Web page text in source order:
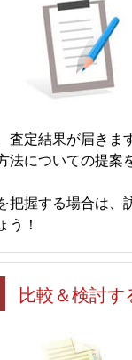
査定結果が届きます
法についての提案
把握する場合は、
う！
比較＆検討す